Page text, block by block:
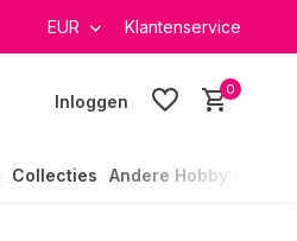
EUR Klantenservice
Inloggen
0
Collecties Andere Hobby's